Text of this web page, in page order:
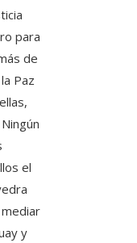
para
de
Paz
el
y